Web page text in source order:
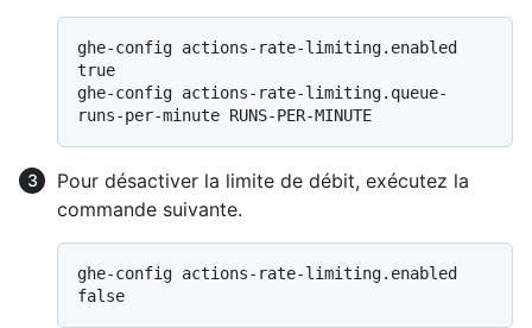
ghe-config actions-rate-limiting.enabled
true
ghe-config actions-rate-limiting.queue-
Pour désactiver la limite de débit, exécutez la
commande suivante.
ghe-config actions-rate-limiting.enabled